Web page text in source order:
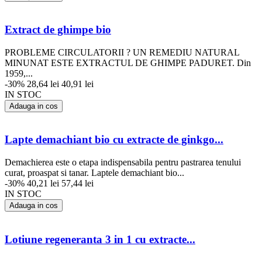
Extract de ghimpe bio
PROBLEME CIRCULATORII ? UN REMEDIU NATURAL
MINUNAT ESTE EXTRACTUL DE GHIMPE PADURET. Din
1959,...
-30% 28,64 lei 40,91 lei
IN STOC
Adauga in cos
Lapte demachiant bio cu extracte de ginkgo...
Demachierea este o etapa indispensabila pentru pastrarea tenului
curat, proaspat si tanar. Laptele demachiant bio...
-30% 40,21 lei 57,44 lei
IN STOC
Adauga in cos
Lotiune regeneranta 3 in 1 cu extracte...